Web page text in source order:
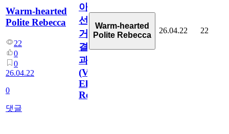
Warm-hearted
Polite Rebecca
22
0
0
26.04.22
0
댓글
아
선
거
결
과
(Virginia
Election
Results)
Warm-hearted
Polite Rebecca
26.04.22 22